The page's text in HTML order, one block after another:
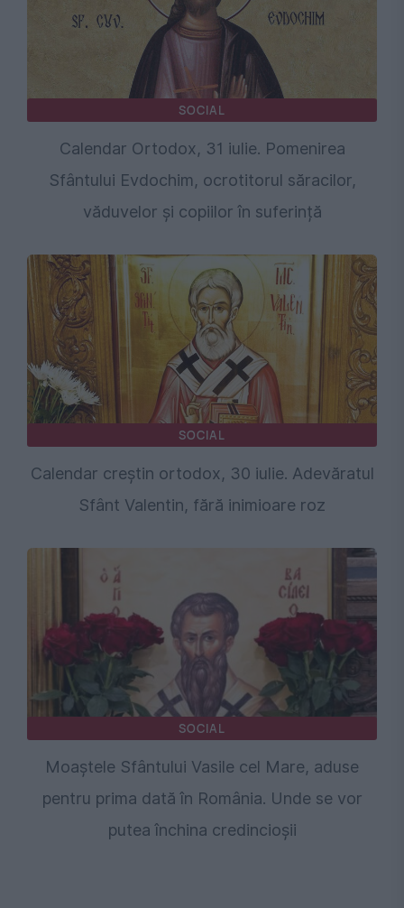
SOCIAL
Calendar Ortodox, 31 iulie. Pomenirea
Sfântului Evdochim, ocrotitorul săracilor,
văduvelor și copiilor în suferință
SOCIAL
Calendar creștin ortodox, 30 iulie. Adevăratul
Sfânt Valentin, fără inimioare roz
SOCIAL
Moaștele Sfântului Vasile cel Mare, aduse
pentru prima dată în România. Unde se vor
putea închina credincioșii